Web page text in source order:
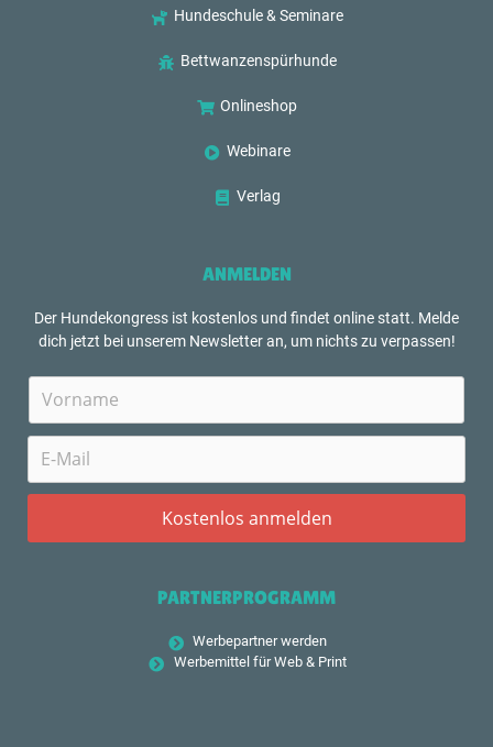
Hundeschule & Seminare
Bettwanzenspürhunde
Onlineshop
Webinare
Verlag
ANMELDEN
Der Hundekongress ist kostenlos und findet online statt. Melde
dich jetzt bei unserem Newsletter an, um nichts zu verpassen!
PARTNERPROGRAMM
Werbepartner werden
Werbemittel für Web & Print